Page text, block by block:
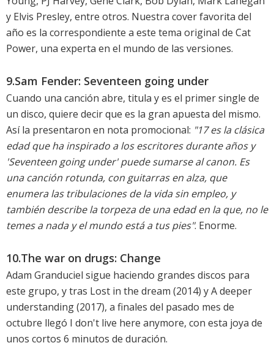
y Elvis Presley, entre otros. Nuestra cover favorita del
año es la correspondiente a este tema original de Cat
Power, una experta en el mundo de las versiones.
9.Sam Fender: Seventeen going under
Cuando una canción abre, titula y es el primer single de
un disco, quiere decir que es la gran apuesta del mismo.
Así la presentaron en nota promocional: "17 es la clásica
edad que ha inspirado a los escritores durante años y
'Seventeen going under' puede sumarse al canon. Es
una canción rotunda, con guitarras en alza, que
enumera las tribulaciones de la vida sin empleo, y
también describe la torpeza de una edad en la que, no le
temes a nada y el mundo está a tus pies". Enorme.
10.The war on drugs: Change
Adam Granduciel sigue haciendo grandes discos para
este grupo, y tras Lost in the dream (2014) yA deeper
understanding(2017), a finales del pasado mes de
octubre llegó I don't live here anymore, con esta joya de
unos cortos 6 minutos de duración.